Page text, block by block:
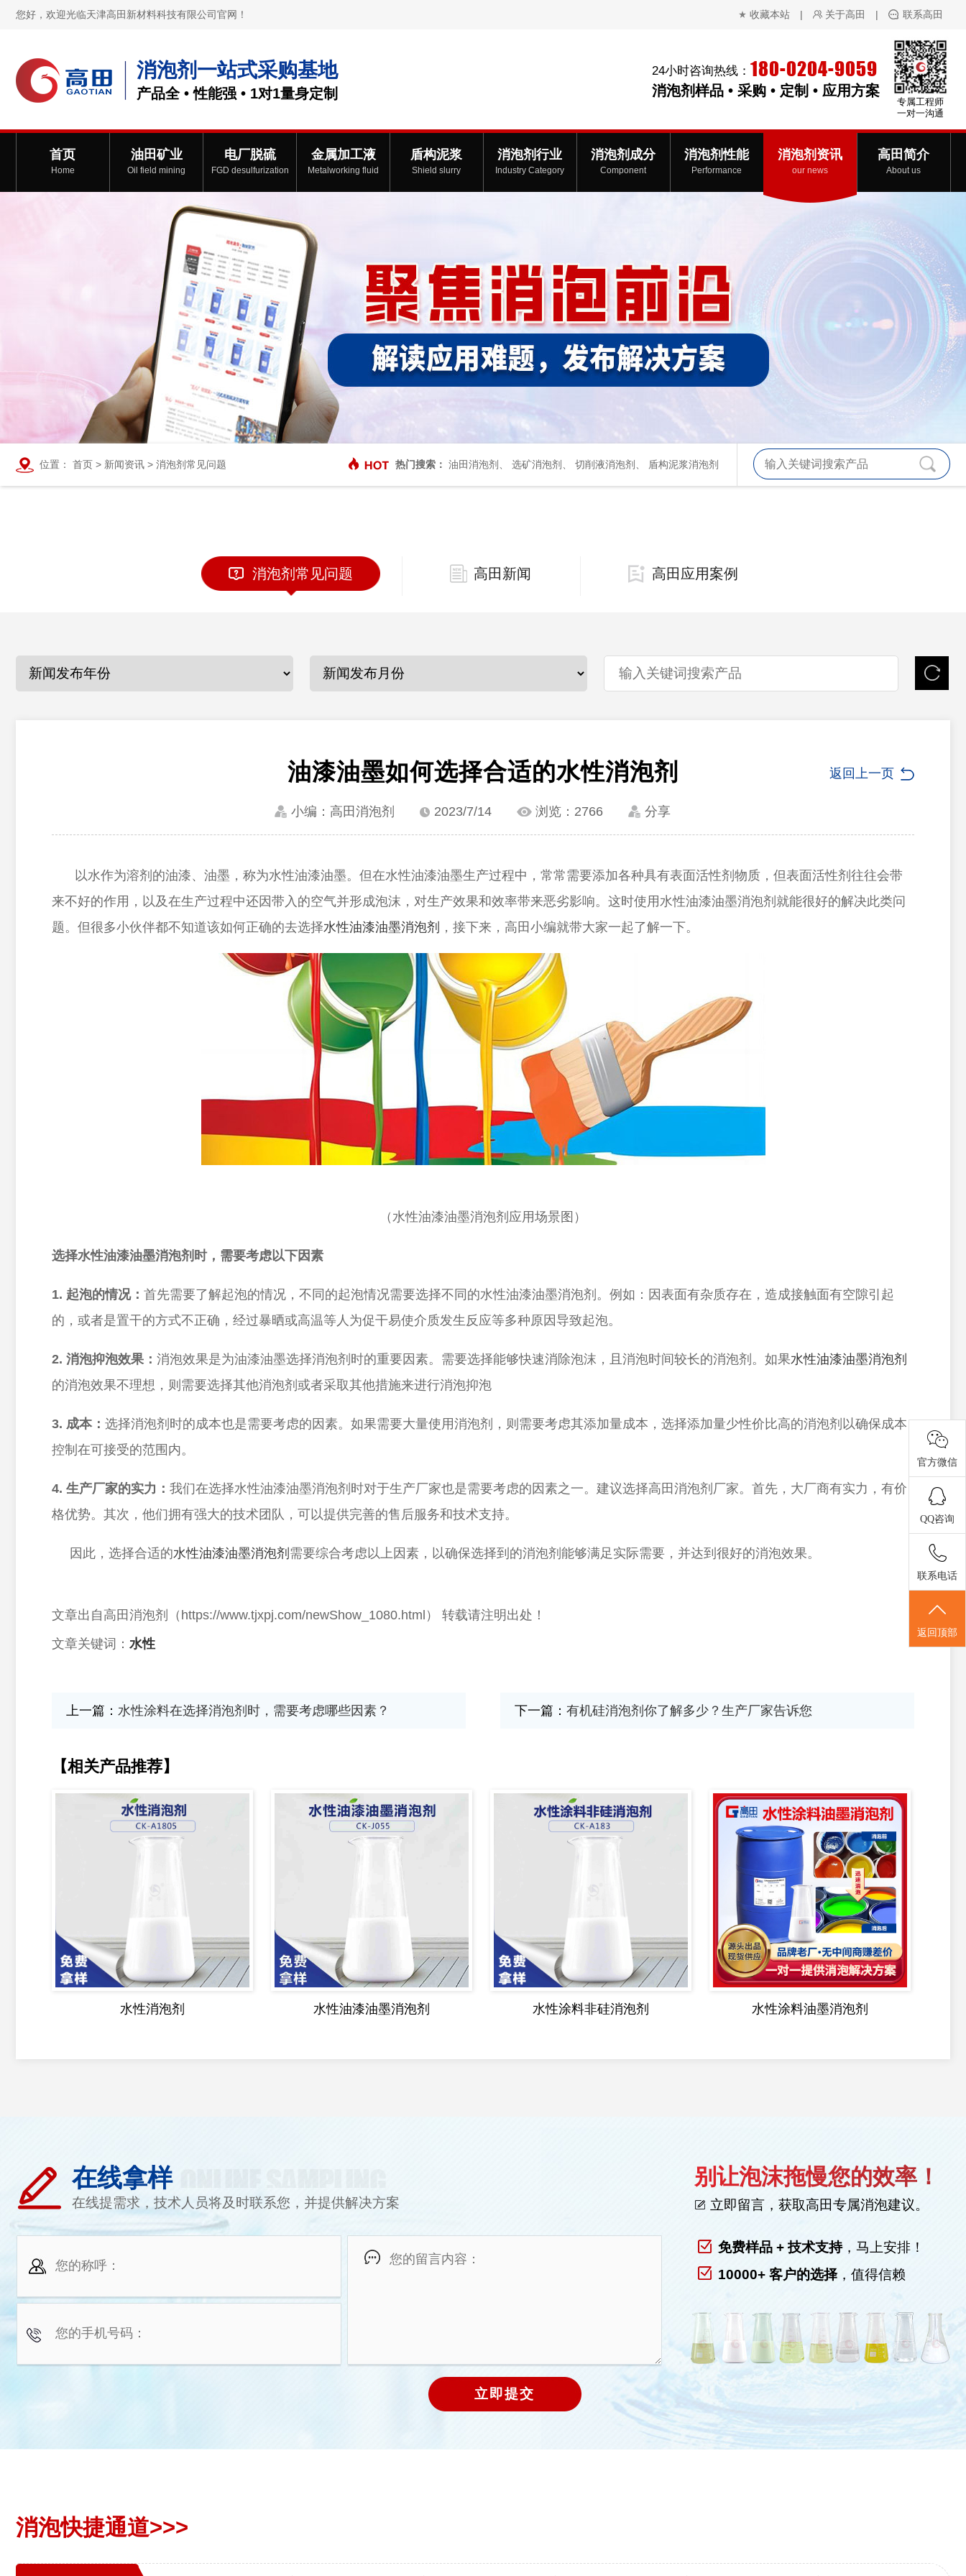
您好，欢迎光临天津高田新材料科技有限公司官网！ 收藏本站 | 关于高田 | 联系高田
消泡剂一站式采购基地
产品全 • 性能强 • 1对1量身定制
24小时咨询热线： 180-0204-9059
消泡剂样品 • 采购 • 定制 • 应用方案
专属工程师
一对一沟通
首页
Home
油田矿业
Oil field mining
电厂脱硫
FGD desulfurization
金属加工液
Metalworking fluid
盾构泥浆
Shield slurry
消泡剂行业
Industry Category
消泡剂成分
Component
消泡剂性能
Performance
消泡剂资讯
our news
高田简介
About us
位置： 首页 > 新闻资讯 > 消泡剂常见问题 热门搜索： 油田消泡剂 选矿消泡剂 切削液消泡剂 盾构泥浆消泡剂
消泡剂常见问题 高田新闻 高田应用案例
油漆油墨如何选择合适的水性消泡剂 返回上一页
小编：高田消泡剂 2023/7/14 浏览： 2766 分享
以水作为溶剂的油漆、油墨，称为水性油漆油墨。但在水性油漆油墨生产过程中，常常需要添加各种具有表面活性剂物质，但表面活性剂往往会带
来不好的作用，以及在生产过程中还因带入的空气并形成泡沫，对生产效果和效率带来恶劣影响。这时使用水性油漆油墨消泡剂就能很好的解决此类问
题。但很多小伙伴都不知道该如何正确的去选择水性油漆油墨消泡剂 ，接下来，高田小编就带大家一起了解一下。
（水性油漆油墨消泡剂应用场景图）
选择水性油漆油墨消泡剂时，需要考虑以下因素
1. 起泡的情况： 首先需要了解起泡的情况，不同的起泡情况需要选择不同的水性油漆油墨消泡剂。例如：因表面有杂质存在，造成接触面有空隙引起
的，或者是置干的方式不正确，经过暴晒或高温等人为促干易使介质发生反应等多种原因导致起泡。
2. 消泡抑泡效果： 消泡效果是为油漆油墨选择消泡剂时的重要因素。需要选择能够快速消除泡沫，且消泡时间较长的消泡剂。如果水性油漆油墨消泡剂
的消泡效果不理想，则需要选择其他消泡剂或者采取其他措施来进行消泡抑泡
3. 成本： 选择消泡剂时的成本也是需要考虑的因素。如果需要大量使用消泡剂，则需要考虑其添加量成本，选择添加量少性价比高的消泡剂以确保成本
控制在可接受的范围内。
4. 生产厂家的实力： 我们在选择水性油漆油墨消泡剂时对于生产厂家也是需要考虑的因素之一。建议选择高田消泡剂厂家。首先，大厂商有实力，有价
格优势。其次，他们拥有强大的技术团队，可以提供完善的售后服务和技术支持。
因此，选择合适的水性油漆油墨消泡剂 需要综合考虑以上因素，以确保选择到的消泡剂能够满足实际需要，并达到很好的消泡效果。
文章出自高田消泡剂（ https://www.tjxpj.com/newShow_1080.html） 转载请注明出处！
文章关键词： 水性
上一篇： 水性涂料在选择消泡剂时，需要考虑哪些因素？ 下一篇： 有机硅消泡剂你了解多少？生产厂家告诉您
【相关产品推荐】
水性消泡剂 水性油漆油墨消泡剂 水性涂料非硅消泡剂 水性涂料油墨消泡剂
在线拿样
在线提需求，技术人员将及时联系您，并提供解决方案
别让泡沫拖慢您的效率！
立即留言，获取高田专属消泡建议。
免费样品 + 技术支持，马上安排！
10000+ 客户的选择，值得信赖
消泡快捷通道>>>
官方微信
QQ咨询
联系电话
返回顶部